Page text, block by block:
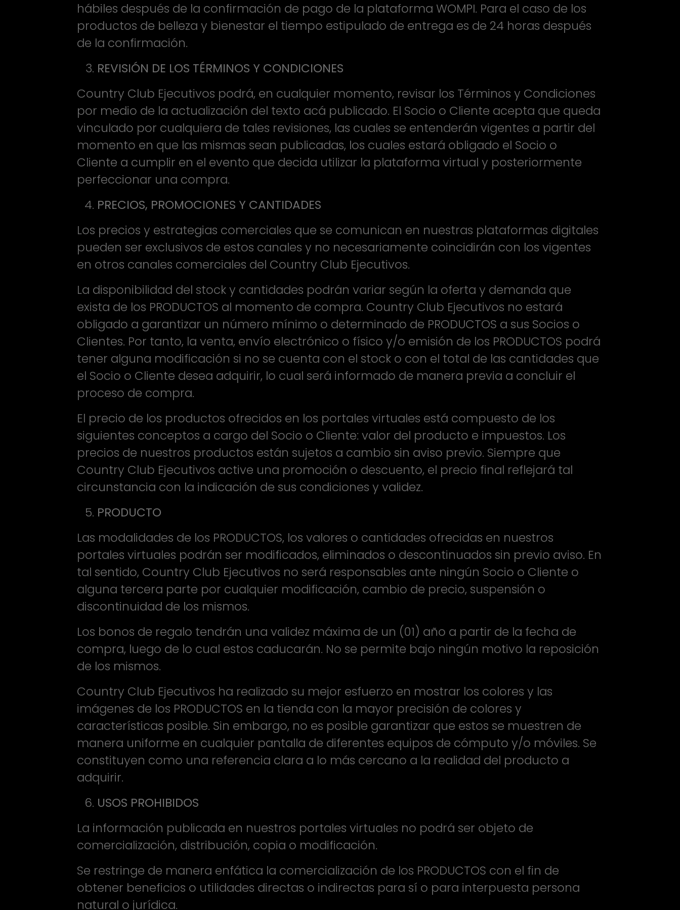
hábiles después de la confirmación de pago de la plataforma WOMPI. Para el caso de los
productos de belleza y bienestar el tiempo estipulado de entrega es de 24 horas después
de la confirmación.
REVISIÓN DE LOS TÉRMINOS Y CONDICIONES
Country Club Ejecutivos podrá, en cualquier momento, revisar los Términos y Condiciones
por medio de la actualización del texto acá publicado. El Socio o Cliente acepta que queda
vinculado por cualquiera de tales revisiones, las cuales se entenderán vigentes a partir del
momento en que las mismas sean publicadas, los cuales estará obligado el Socio o
Cliente a cumplir en el evento que decida utilizar la plataforma virtual y posteriormente
perfeccionar una compra.
PRECIOS, PROMOCIONES Y CANTIDADES
Los precios y estrategias comerciales que se comunican en nuestras plataformas digitales
pueden ser exclusivos de estos canales y no necesariamente coincidirán con los vigentes
en otros canales comerciales del Country Club Ejecutivos.
La disponibilidad del stock y cantidades podrán variar según la oferta y demanda que
exista de los PRODUCTOS al momento de compra. Country Club Ejecutivos no estará
obligado a garantizar un número mínimo o determinado de PRODUCTOS a sus Socios o
Clientes. Por tanto, la venta, envío electrónico o físico y/o emisión de los PRODUCTOS podrá
tener alguna modificación si no se cuenta con el stock o con el total de las cantidades que
el Socio o Cliente desea adquirir, lo cual será informado de manera previa a concluir el
proceso de compra.
El precio de los productos ofrecidos en los portales virtuales está compuesto de los
siguientes conceptos a cargo del Socio o Cliente: valor del producto e impuestos. Los
precios de nuestros productos están sujetos a cambio sin aviso previo. Siempre que
Country Club Ejecutivos active una promoción o descuento, el precio final reflejará tal
circunstancia con la indicación de sus condiciones y validez.
PRODUCTO
Las modalidades de los PRODUCTOS, los valores o cantidades ofrecidas en nuestros
portales virtuales podrán ser modificados, eliminados o descontinuados sin previo aviso. En
tal sentido, Country Club Ejecutivos no será responsables ante ningún Socio o Cliente o
alguna tercera parte por cualquier modificación, cambio de precio, suspensión o
discontinuidad de los mismos.
Los bonos de regalo tendrán una validez máxima de un (01) año a partir de la fecha de
compra, luego de lo cual estos caducarán. No se permite bajo ningún motivo la reposición
de los mismos.
Country Club Ejecutivos ha realizado su mejor esfuerzo en mostrar los colores y las
imágenes de los PRODUCTOS en la tienda con la mayor precisión de colores y
características posible. Sin embargo, no es posible garantizar que estos se muestren de
manera uniforme en cualquier pantalla de diferentes equipos de cómputo y/o móviles. Se
constituyen como una referencia clara a lo más cercano a la realidad del producto a
adquirir.
USOS PROHIBIDOS
La información publicada en nuestros portales virtuales no podrá ser objeto de
comercialización, distribución, copia o modificación.
Se restringe de manera enfática la comercialización de los PRODUCTOS con el fin de
obtener beneficios o utilidades directas o indirectas para sí o para interpuesta persona
natural o jurídica.